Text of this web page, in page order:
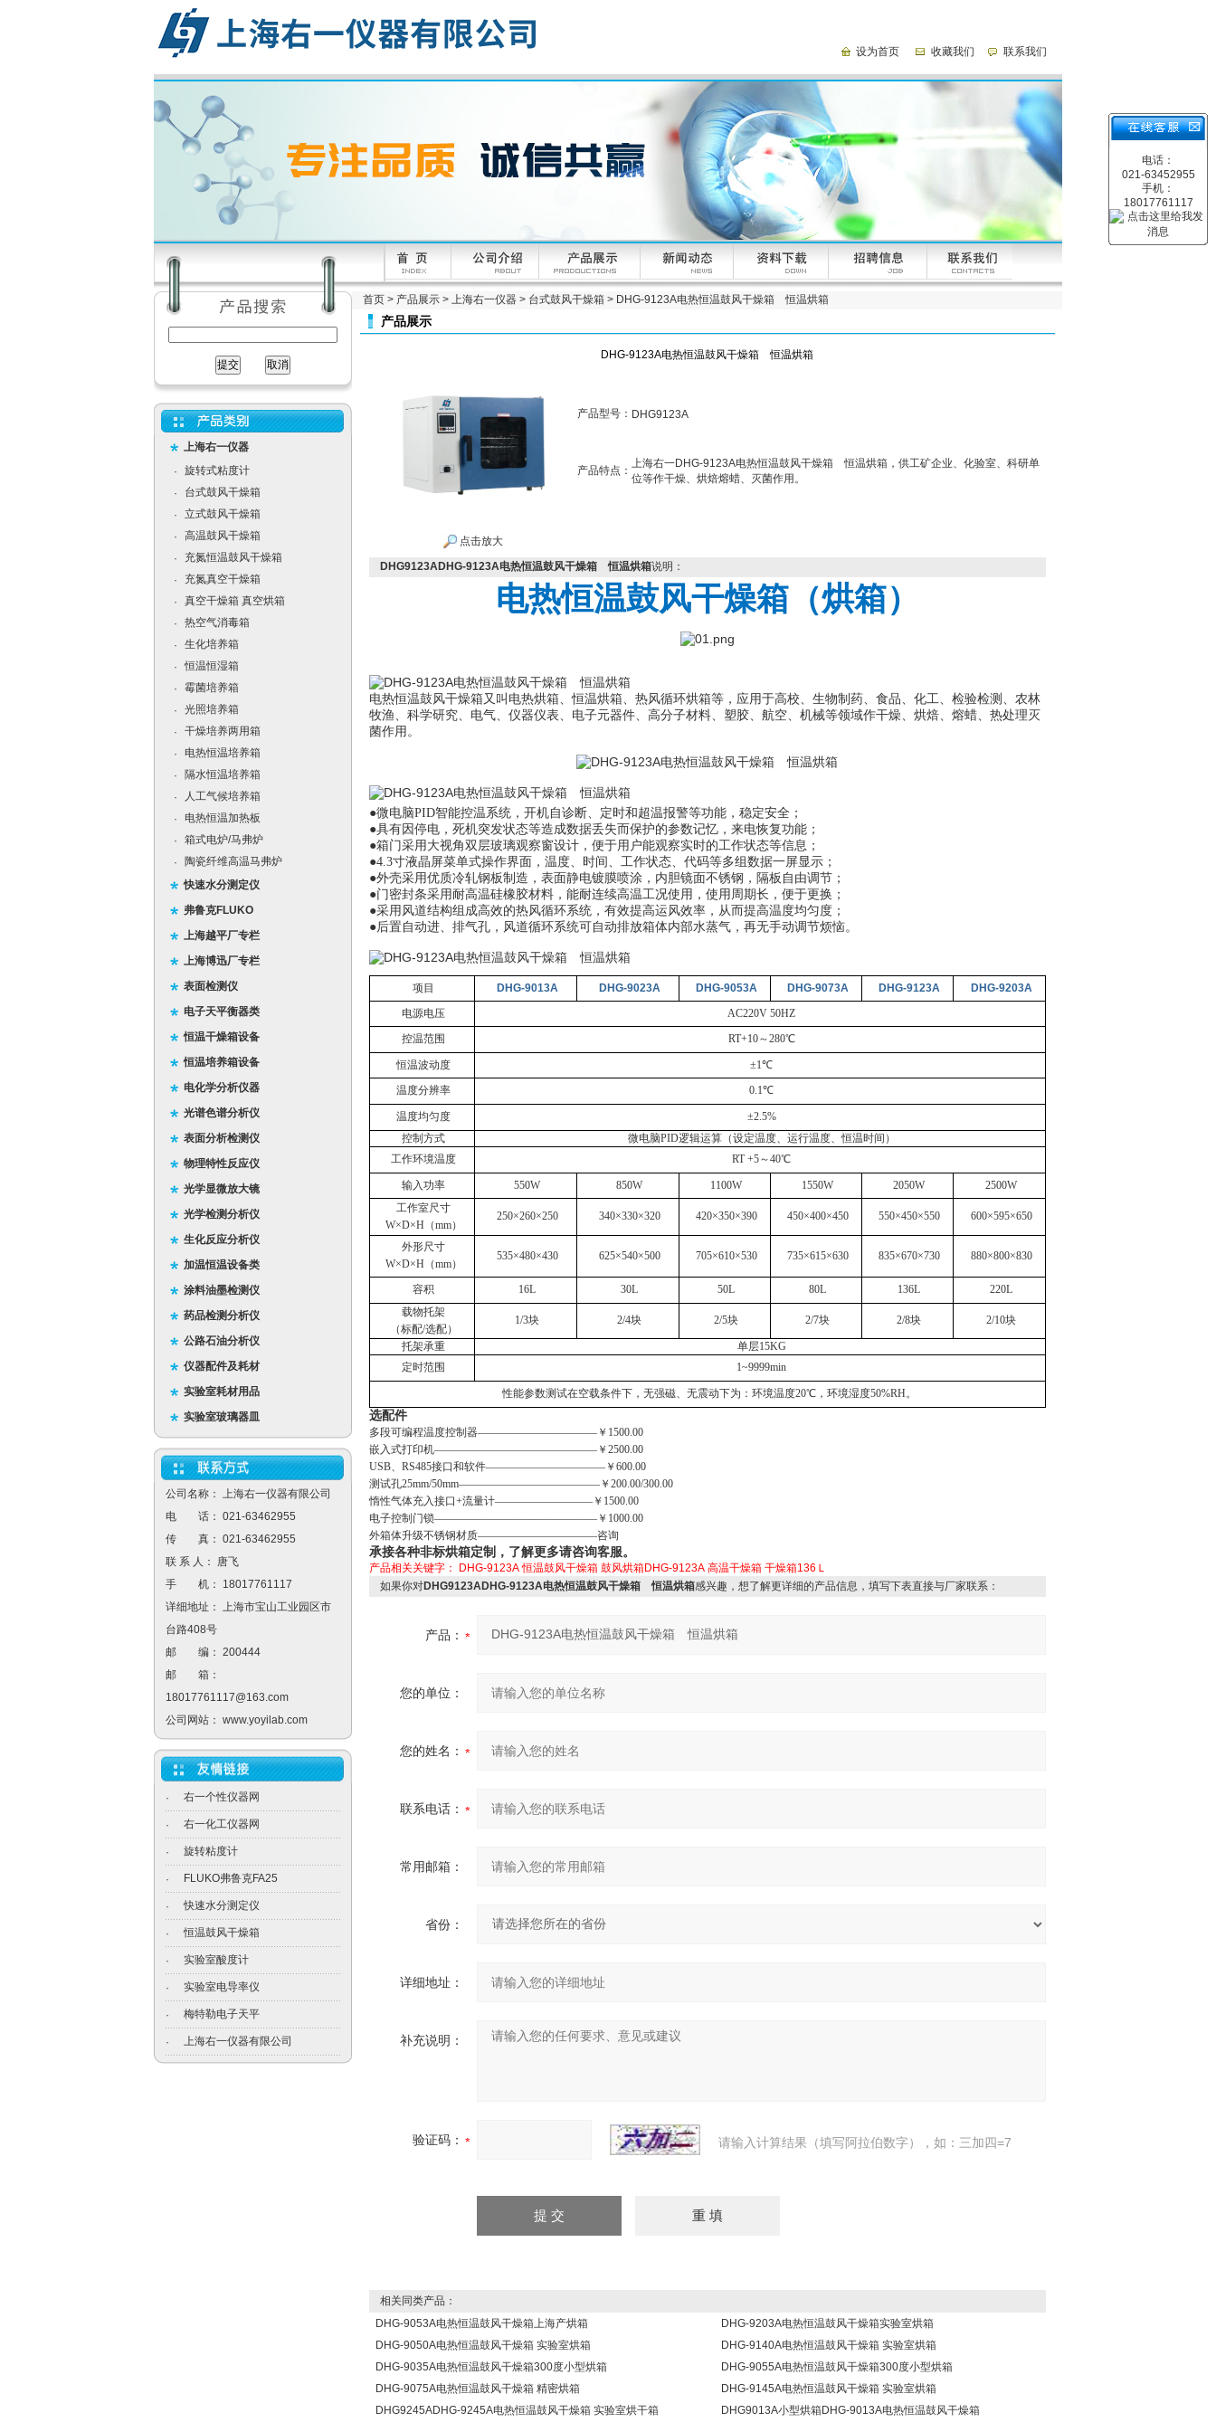
设为首页 收藏我们 联系我们
电话：
021-63452955
手机：
18017761117
上海右一仪器
·
旋转式粘度计
·
台式鼓风干燥箱
·
立式鼓风干燥箱
·
高温鼓风干燥箱
·
充氮恒温鼓风干燥箱
·
充氮真空干燥箱
·
真空干燥箱 真空烘箱
·
热空气消毒箱
·
生化培养箱
·
恒温恒湿箱
·
霉菌培养箱
·
光照培养箱
·
干燥培养两用箱
·
电热恒温培养箱
·
隔水恒温培养箱
·
人工气候培养箱
·
电热恒温加热板
·
箱式电炉/马弗炉
·
陶瓷纤维高温马弗炉
快速水分测定仪
弗鲁克FLUKO
上海越平厂专栏
上海博迅厂专栏
表面检测仪
电子天平衡器类
恒温干燥箱设备
恒温培养箱设备
电化学分析仪器
光谱色谱分析仪
表面分析检测仪
物理特性反应仪
光学显微放大镜
光学检测分析仪
生化反应分析仪
加温恒温设备类
涂料油墨检测仪
药品检测分析仪
公路石油分析仪
仪器配件及耗材
实验室耗材用品
实验室玻璃器皿
公司名称： 上海右一仪器有限公司
电 话： 021-63462955
传 真： 021-63462955
联 系 人： 唐飞
手 机： 18017761117
详细地址： 上海市宝山工业园区市
台路408号
邮 编： 200444
邮 箱：
18017761117@163.com
公司网站： www.yoyilab.com
· 右一个性仪器网
· 右一化工仪器网
· 旋转粘度计
· FLUKO弗鲁克FA25
· 快速水分测定仪
· 恒温鼓风干燥箱
· 实验室酸度计
· 实验室电导率仪
· 梅特勒电子天平
· 上海右一仪器有限公司
首页 > 产品展示 > 上海右一仪器 > 台式鼓风干燥箱 > DHG-9123A电热恒温鼓风干燥箱 恒温烘箱
产品展示
DHG-9123A电热恒温鼓风干燥箱 恒温烘箱
点击放大
产品型号： DHG9123A
产品特点：
上海右一DHG-9123A电热恒温鼓风干燥箱 恒温烘箱，供工矿企业、化验室、科研单
位等作干燥、烘焙熔蜡、灭菌作用。
DHG9123ADHG-9123A电热恒温鼓风干燥箱 恒温烘箱说明：
电热恒温鼓风干燥箱（烘箱）
电热恒温鼓风干燥箱又叫电热烘箱、恒温烘箱、热风循环烘箱等，应用于高校、生物制药、食品、化工、检验检测、农林
牧渔、科学研究、电气、仪器仪表、电子元器件、高分子材料、塑胶、航空、机械等领域作干燥、烘焙、熔蜡、热处理灭
菌作用。
●微电脑PID智能控温系统，开机自诊断、定时和超温报警等功能，稳定安全；
●具有因停电，死机突发状态等造成数据丢失而保护的参数记忆，来电恢复功能；
●箱门采用大视角双层玻璃观察窗设计，便于用户能观察实时的工作状态等信息；
●4.3寸液晶屏菜单式操作界面，温度、时间、工作状态、代码等多组数据一屏显示；
●外壳采用优质冷轧钢板制造，表面静电镀膜喷涂，内胆镜面不锈钢，隔板自由调节；
●门密封条采用耐高温硅橡胶材料，能耐连续高温工况使用，使用周期长，便于更换；
●采用风道结构组成高效的热风循环系统，有效提高运风效率，从而提高温度均匀度；
●后置自动进、排气孔，风道循环系统可自动排放箱体内部水蒸气，再无手动调节烦恼。
项目 DHG-9013A DHG-9023A DHG-9053A DHG-9073A DHG-9123A
DHG-9203A
电源电压
AC220V 50HZ
控温范围
RT+10～280℃
恒温波动度
±1℃
温度分辨率
0.1℃
温度均匀度
±2.5%
控制方式
微电脑PID逻辑运算（设定温度、运行温度、恒温时间）
工作环境温度
RT +5～40℃
输入功率 550W 850W 1100W 1550W 2050W
2500W
工作室尺寸
W×D×H（mm）
250×260×250 340×330×320 420×350×390 450×400×450 550×450×550 600×595×650
外形尺寸
W×D×H（mm）
535×480×430 625×540×500 705×610×530 735×615×630 835×670×730 880×800×830
容积 16L 30L 50L 80L 136L
220L
载物托架
（标配/选配）
1/3块 2/4块 2/5块 2/7块 2/8块 2/10块
托架承重
单层15KG
定时范围
1~9999min
性能参数测试在空载条件下，无强磁、无震动下为：环境温度20℃，环境湿度50%RH。
选配件
多段可编程温度控制器———————————￥1500.00
嵌入式打印机———————————————￥2500.00
USB、RS485接口和软件———————————￥600.00
测试孔25mm/50mm—————————————￥200.00/300.00
惰性气体充入接口+流量计—————————￥1500.00
电子控制门锁———————————————￥1000.00
外箱体升级不锈钢材质———————————咨询
承接各种非标烘箱定制，了解更多请咨询客服。
产品相关关键字： DHG-9123A 恒温鼓风干燥箱 鼓风烘箱DHG-9123A 高温干燥箱 干燥箱136Ｌ
如果你对DHG9123ADHG-9123A电热恒温鼓风干燥箱 恒温烘箱感兴趣，想了解更详细的产品信息，填写下表直接与厂家联系：
产品：
您的单位：
您的姓名：
联系电话：
常用邮箱：
省份：
详细地址：
补充说明：
验证码： 请输入计算结果（填写阿拉伯数字），如：三加四=7
相关同类产品：
DHG-9053A电热恒温鼓风干燥箱上海产烘箱
DHG-9203A电热恒温鼓风干燥箱实验室烘箱
DHG-9050A电热恒温鼓风干燥箱 实验室烘箱
DHG-9140A电热恒温鼓风干燥箱 实验室烘箱
DHG-9035A电热恒温鼓风干燥箱300度小型烘箱
DHG-9055A电热恒温鼓风干燥箱300度小型烘箱
DHG-9075A电热恒温鼓风干燥箱 精密烘箱
DHG-9145A电热恒温鼓风干燥箱 实验室烘箱
DHG9245ADHG-9245A电热恒温鼓风干燥箱 实验室烘干箱
DHG9013A小型烘箱DHG-9013A电热恒温鼓风干燥箱